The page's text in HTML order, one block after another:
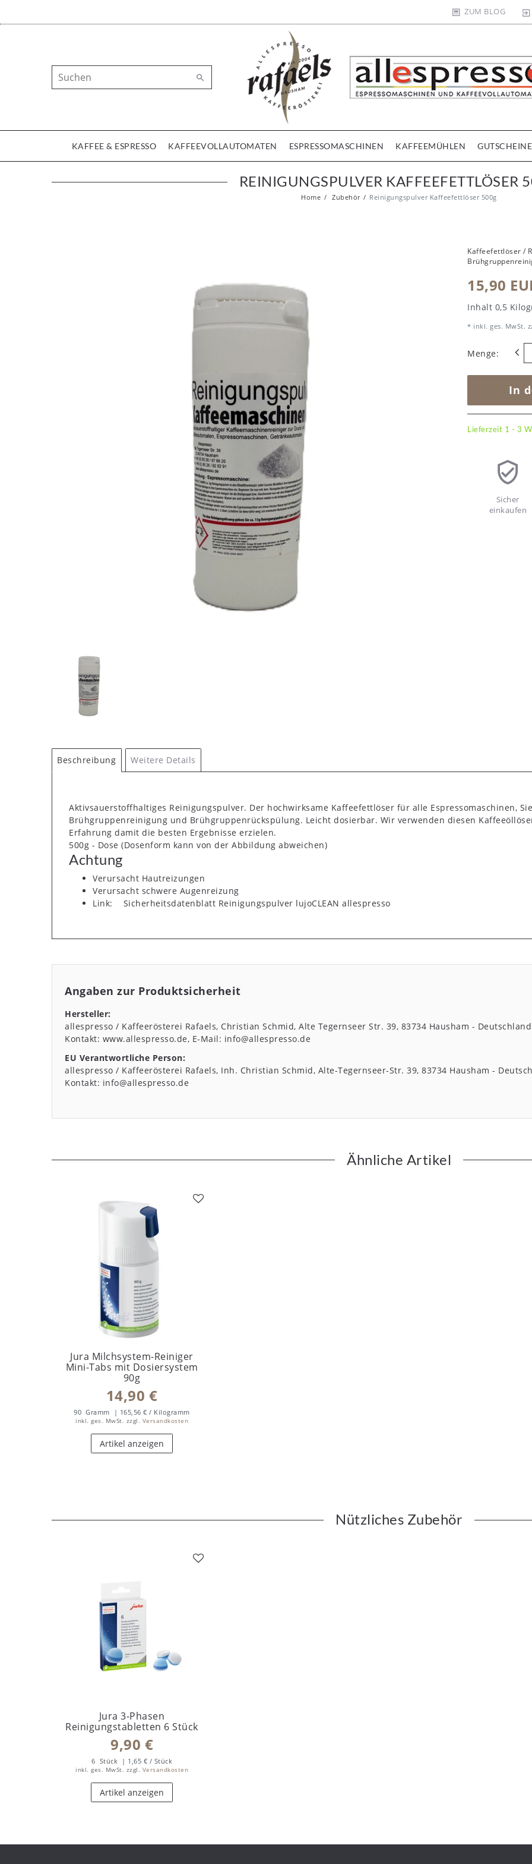
ZUM BLOG
KAFFEE & ESPRESSO KAFFEEVOLLAUTOMATEN ESPRESSOMASCHINEN KAFFEEMÜHLEN GUTSCHEINE
REINIGUNGSPULVER KAFFEEFETTLÖSER
Home Zubehör Reinigungspulver Kaffeefettlöser 500g
Kaffeefettlöser /
15,90
Inhalt 0,5
* inkl. ges. MwSt.
Menge:
In
Lieferzeit 1 - 3
Sicher
einkaufen
Beschreibung Weitere Details
Aktivsauerstoffhaltiges Reinigungspulver. Der hochwirksame Kaffeefettlöser für alle Espressomaschinen,
Brühgruppenreinigung und Brühgruppenrückspülung. Leicht dosierbar. Wir verwenden diesen
Erfahrung damit die besten Ergebnisse erzielen.
500g - Dose (Dosenform kann von der Abbildung abweichen)
Achtung
Verursacht Hautreizungen
Verursacht schwere Augenreizung
Link: Sicherheitsdatenblatt Reinigungspulver lujoCLEAN allespresso
Angaben zur Produktsicherheit
Hersteller:
allespresso / Kaffeerösterei Rafaels, Christian Schmid Alte Tegernseer Str. 39 83734 Hausham
Deutschland
Kontakt: www.allespresso.de E-Mail: info@allespresso.de
EU Verantwortliche Person:
allespresso / Kaffeerösterei Rafaels, Inh. Christian Schmid Alte-Tegernseer-Str. 39 83734 Hausham
Kontakt: info@allespresso.de
Ähnliche Artikel
Jura Milchsystem-Reiniger
Mini-Tabs mit Dosiersystem
90g
14,90 €
90 Gramm | 165,56 € / Kilogramm
inkl. ges. MwSt. zzgl. Versandkosten
Artikel anzeigen
Nützliches Zubehör
Jura 3-Phasen
Reinigungstabletten 6 Stück
9,90 €
6 Stück | 1,65 € / Stück
inkl. ges. MwSt. zzgl. Versandkosten
Artikel anzeigen